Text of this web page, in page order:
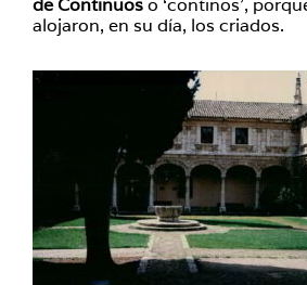
de Continuoso ‘continos’,
alojaron, en su día, los criados.